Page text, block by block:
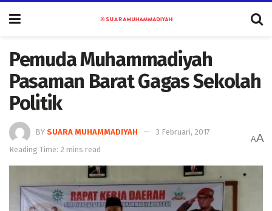
Pemuda Muhammadiyah
Pasaman Barat Gagas Sekolah
Politik
BY SUARA MUHAMMADIYAH
3 Februari, 2017
Reading Time: 2 mins read
AA